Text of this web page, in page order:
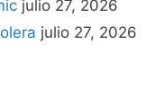
julio 27, 2026
julio 27, 2026